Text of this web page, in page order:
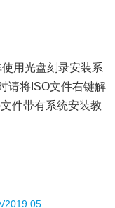
用光盘刻录安装系
请将ISO文件右键解
件带有系统安装教